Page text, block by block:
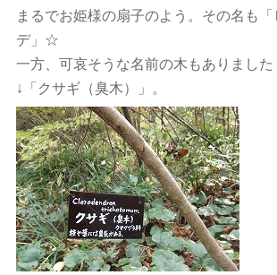
まるでお姫様の扇子のよう。その名も
デ」☆
一方、可哀そうな名前の木もありました
↓「クサギ（臭木）」。